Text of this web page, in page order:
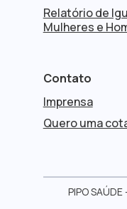
Relatório de
Mulheres e
Contato
Imprensa
Quero uma
PIPO